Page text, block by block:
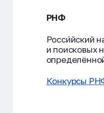
РНФ
Росси́йский
и поисковых
Конкурсы